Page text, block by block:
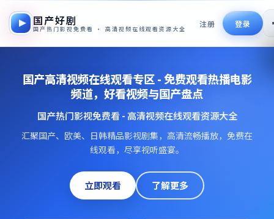
国产好剧
国产热门影视免费看 · 高清视频在线观看资源大全
注册 登录
国产高清视频在线观看专区 - 免费观看热播电影
频道，好看视频与国产盘点
国产热门影视免费看 - 高清视频在线观看资源大全
汇聚国产、欧美、日韩精品影视剧集，高清流畅播放，免费在
线观看，尽享视听盛宴。
立即观看 了解更多